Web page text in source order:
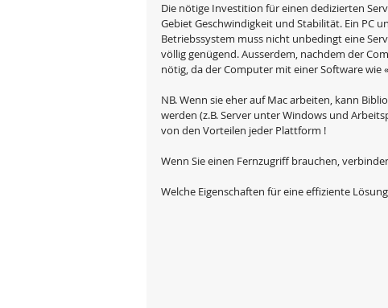
Die nötige Investition für einen dedizierten
Gebiet Geschwindigkeit und Stabilität. Ein PC
Betriebssystem muss nicht unbedingt eine
völlig genügend. Ausserdem, nachdem der
nötig, da der Computer mit einer Software
NB. Wenn sie eher auf Mac arbeiten, kann
werden (z.B. Server unter Windows und
von den Vorteilen jeder Plattform !
Wenn Sie einen Fernzugriff brauchen,
Welche Eigenschaften für eine effiziente